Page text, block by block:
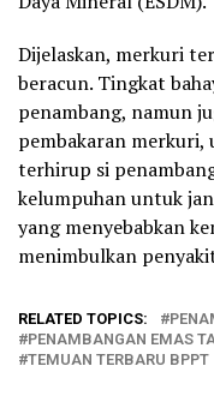
Dijelaskan, merkuri
beracun. Tingkat
penambang, namun
pembakaran merkuri,
terhirup si
kelumpuhan untuk
yang menyebabkan
menimbulkan
RELATED TOPICS:
PENAMBANGAN EMAS
TEMUAN TERBARU BPPT